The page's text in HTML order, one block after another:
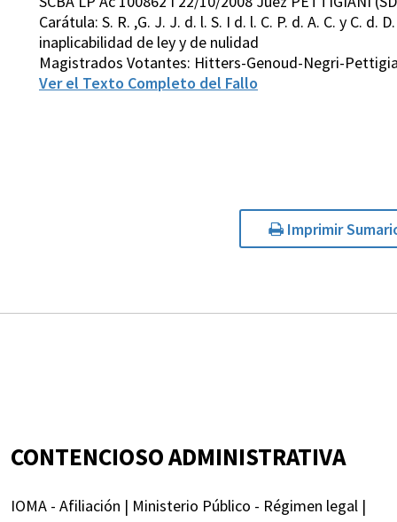
Carátula: S. R. ,G. J. J. d. l. S. I d. l. C. P. d. A. C. y C.
inaplicabilidad de ley y de nulidad
Magistrados Votantes: Hitters-Genoud-Negri-
Ver el Texto Completo del Fallo
Imprimir
CONTENCIOSO ADMINISTRATIVA
IOMA - Afiliación | Ministerio Público - Régimen legal |